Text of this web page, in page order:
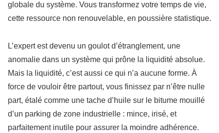
globale du système. Vous transformez votre temps de vie,
cette ressource non renouvelable, en poussière statistique.
L’expert est devenu un goulot d’étranglement, une
anomalie dans un système qui prône la liquidité absolue.
Mais la liquidité, c’est aussi ce qui n’a aucune forme. À
force de vouloir être partout, vous finissez par n’être nulle
part, étalé comme une tache d’huile sur le bitume mouillé
d’un parking de zone industrielle : mince, irisé, et
parfaitement inutile pour assurer la moindre adhérence.